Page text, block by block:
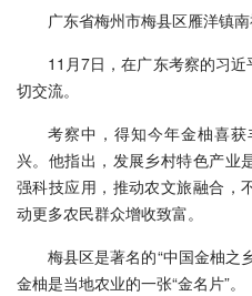
广东省梅州市梅县区雁洋镇
11月7日，在广东考察的习
切交流。
考察中，得知今年金柚喜
兴。他指出，发展乡村特色产业
强科技应用，推动农文旅融合，
动更多农民群众增收致富。
梅县区是著名的“中国金柚之
金柚是当地农业的一张“金名片”。